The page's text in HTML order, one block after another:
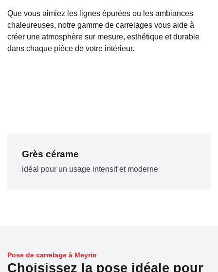
Que vous aimiez les lignes épurées ou les ambiances
chaleureuses, notre gamme de carrelages vous aide à
créer une atmosphère sur mesure, esthétique et durable
dans chaque pièce de votre intérieur.
Grès cérame
idéal pour un usage intensif et moderne
Pose de carrelage à Meyrin
Choisissez la pose idéale pour